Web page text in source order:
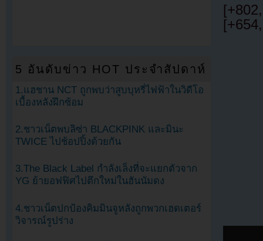
5 อันดับข่าว HOT ประจำสัปดาห์
1.แฮชาน NCT ถูกพบว่าสูบบุหรี่ไฟฟ้าในวิดีโอ
เบื้องหลังฝึกซ้อม
2.ชาวเน็ตพบลิซ่า BLACKPINK และมินะ
TWICE ไปช้อปปิ้งด้วยกัน
3.The Black Label กำลังเล็งที่จะแยกตัวจาก
YG ย้ายอฟฟิศไปตึกใหม่ในฮันนัมดง
4.ชาวเน็ตปกป้องคิมมินจูหลังถูกพวกเฮดเตอร์
วิจารณ์รูปร่าง